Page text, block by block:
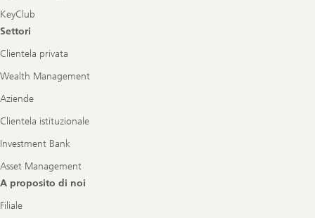
KeyClub
Settori
Clientela privata
Wealth Management
Aziende
Clientela istituzionale
Investment Bank
Asset Management
A proposito di noi
Filiale